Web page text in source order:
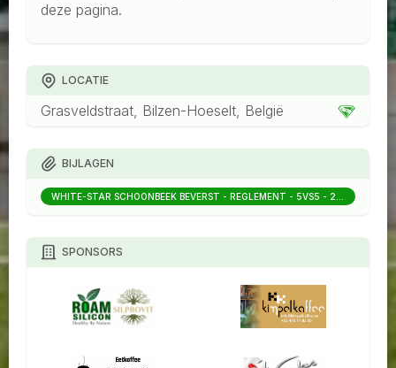
deze pagina.
LOCATIE
Grasveldstraat, Bilzen-Hoeselt, België
BIJLAGEN
SPONSORS